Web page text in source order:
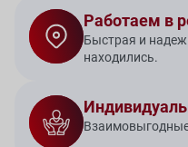
Работаем в
Быстрая и
находились.